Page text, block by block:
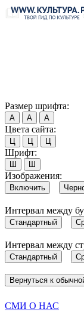
Размер шрифта:
А А А
Цвета сайта:
Ц Ц Ц
Шрифт:
Ш Ш
Изображения:
Включить
Интервал между
Стандартный
Интервал между
Стандартный
Вернуться к
СМИ О НАС